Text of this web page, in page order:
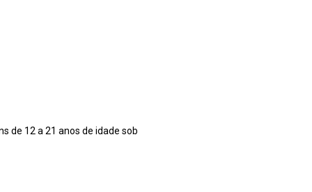
de 12 a 21 anos de idade sob